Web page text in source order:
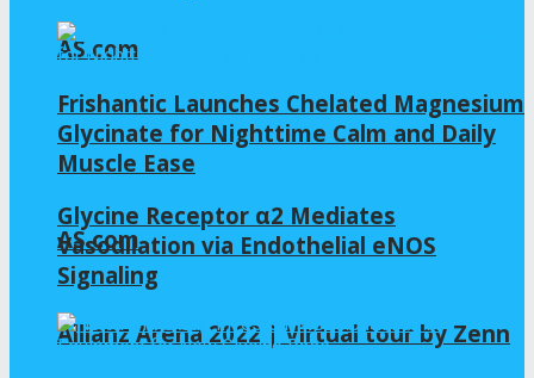
AS.com
AS.com
Allianz Arena 2022 | Virtual tour by Zenn
Frishantic Launches Chelated Magnesium
Glycinate for Nighttime Calm and Daily
Muscle Ease
Glycine Receptor α2 Mediates
Vasodilation via Endothelial eNOS
Signaling